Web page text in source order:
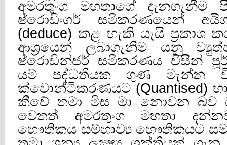
අමරතුංග මහතාගේ
ෂ්රොඩිංගර් සමීකරණයෙන්
(deduce) කළ හැකි යැයි
ආශ්‍රයෙන් ලබාගැනීම යනු
ෂ්රොඩින්ජර් සමීකරණය විසින්
යම් පද්ධතියක ගුණ මැන්න
ක්‌වොන්ටීකරණයට (Quantised)
කීවේ තමා මිස මා නොවන බව
වෙතත් අමරතුංග මහතා
භෞතිකය සම්භාව්‍ය භෞතිකයට